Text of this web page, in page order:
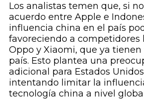
Los analistas temen que, si
acuerdo entre Apple e
influencia china en el país
favoreciendo a competidores
Oppo y Xiaomi, que ya tienen
país. Esto plantea una
adicional para Estados
intentando limitar la
tecnología china a nivel